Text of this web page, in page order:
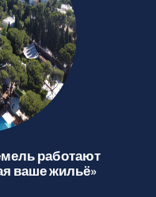
работают
ваше жильё»